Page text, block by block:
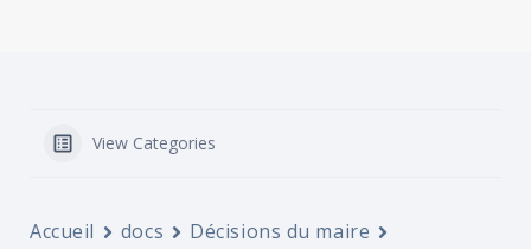
View Categories
Accueil docs
Décisions du maire